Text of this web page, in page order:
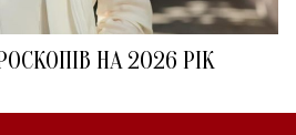
НА 2026 РІК